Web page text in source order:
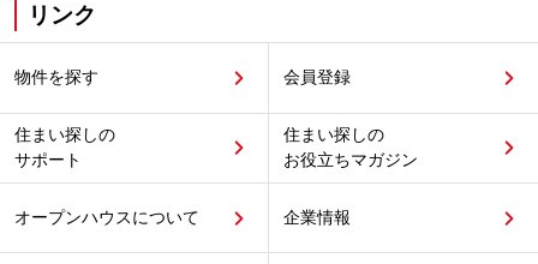
リンク
物件を探す 会員登録
住まい探しの
サポート
住まい探しの
お役立ちマガジン
オープンハウスについて 企業情報